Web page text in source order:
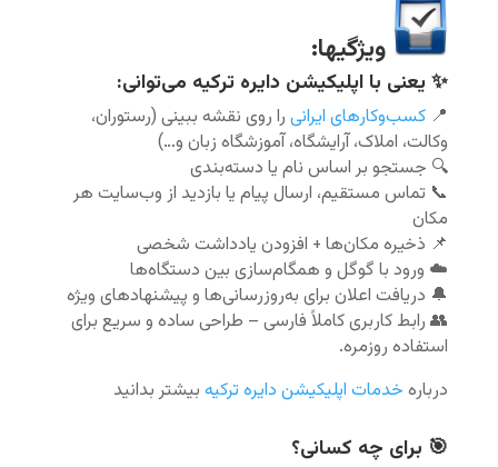
ویژگیها:
✨ یعنی با اپلیکیشن دایره ترکیه می‌توانی:
📍 کسب‌وکارهای ایرانیرا روی نقشه ببینی (رستوران،
وکالت، املاک، آرایشگاه، آموزشگاه زبان و…)
🔍 جستجو بر اساس نام یا دسته‌بندی
📞 تماس مستقیم، ارسال پیام یا بازدید از وب‌سایت هر
مکان
📌 ذخیره مکان‌ها + افزودن یادداشت شخصی
☁️ ورود با گوگل و همگام‌سازی بین دستگاه‌ها
🔔 دریافت اعلان برای به‌روزرسانی‌ها و پیشنهادهای ویژه
👥 رابط کاربری کاملاً فارسی – طراحی ساده و سریع برای
استفاده روزمره.
درباره خدمات اپلیکیشن دایره ترکیه بیشتر بدانید
🎯 برای چه کسانی؟